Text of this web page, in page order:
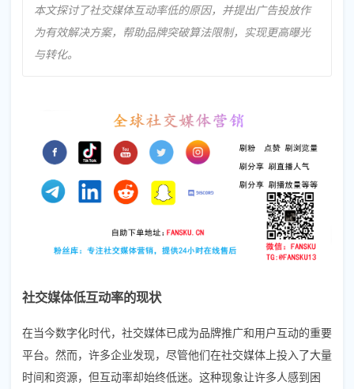
本文探讨了社交媒体互动率低的原因，并提出广告投放作
为有效解决方案，帮助品牌突破算法限制，实现更高曝光
与转化。
社交媒体低互动率的现状
在当今数字化时代，社交媒体已成为品牌推广和用户互动的重要
平台。然而，许多企业发现，尽管他们在社交媒体上投入了大量
时间和资源，但互动率却始终低迷。这种现象让许多人感到困